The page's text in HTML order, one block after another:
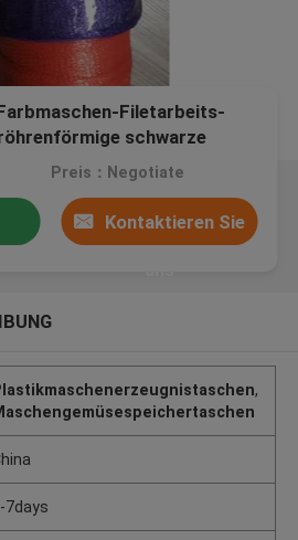
Filetarbeits-
schwarze
Preis：Negotiate
Kontaktieren Sie
,
7days